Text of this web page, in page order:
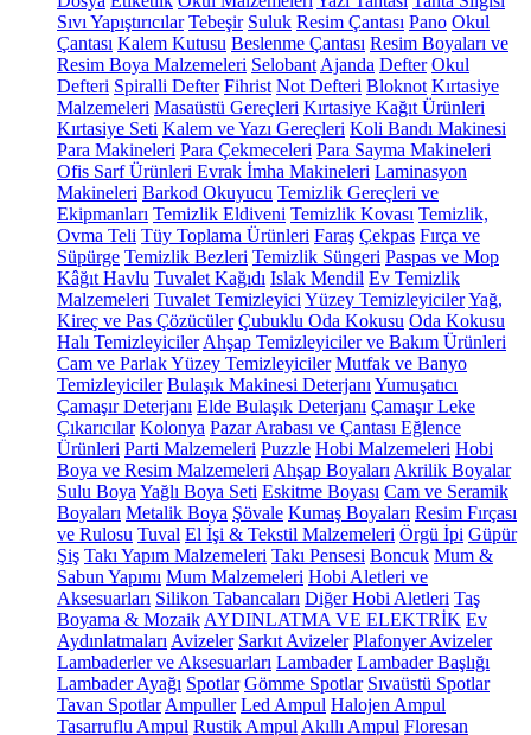
Sıvı Yapıştırıcılar Tebeşir Suluk Resim Çantası Pano Okul
Çantası Kalem Kutusu Beslenme Çantası Resim Boyaları ve
Resim Boya Malzemeleri Selobant Ajanda Defter Okul
Defteri Spiralli Defter Fihrist Not Defteri Bloknot Kırtasiye
Malzemeleri Masaüstü Gereçleri Kırtasiye Kağıt Ürünleri
Kırtasiye Seti Kalem ve Yazı Gereçleri Koli Bandı Makinesi
Para Makineleri Para Çekmeceleri Para Sayma Makineleri
Ofis Sarf Ürünleri Evrak İmha Makineleri Laminasyon
Makineleri Barkod Okuyucu Temizlik Gereçleri ve
Ekipmanları Temizlik Eldiveni Temizlik Kovası Temizlik,
Ovma Teli Tüy Toplama Ürünleri Faraş Çekpas Fırça ve
Süpürge Temizlik Bezleri Temizlik Süngeri Paspas ve Mop
Kâğıt Havlu Tuvalet Kağıdı Islak Mendil Ev Temizlik
Malzemeleri Tuvalet Temizleyici Yüzey TemizleyicilerYağ,
Kireç ve Pas Çözücüler Çubuklu Oda Kokusu Oda Kokusu
Halı Temizleyiciler Ahşap Temizleyiciler ve Bakım Ürünleri
Cam ve Parlak Yüzey Temizleyiciler Mutfak ve Banyo
Temizleyiciler Bulaşık Makinesi Deterjanı Yumuşatıcı
Çamaşır Deterjanı Elde Bulaşık Deterjanı Çamaşır Leke
Çıkarıcılar Kolonya Pazar Arabası ve Çantası Eğlence
Ürünleri Parti Malzemeleri Puzzle Hobi Malzemeleri Hobi
Boya ve Resim Malzemeleri Ahşap Boyaları Akrilik Boyalar
Sulu Boya Yağlı Boya Seti Eskitme Boyası Cam ve Seramik
Boyaları Metalik Boya Şövale Kumaş Boyaları Resim Fırçası
ve Rulosu Tuval El İşi & Tekstil Malzemeleri Örgü İpi Güpür
Şiş Takı Yapım Malzemeleri Takı Pensesi Boncuk Mum &
Sabun Yapımı Mum Malzemeleri Hobi Aletleri ve
Aksesuarları Silikon Tabancaları Diğer Hobi Aletleri Taş
Boyama & Mozaik AYDINLATMA VE ELEKTRİK Ev
Aydınlatmaları Avizeler Sarkıt Avizeler Plafonyer Avizeler
Lambaderler ve Aksesuarları Lambader Lambader Başlığı
Lambader Ayağı Spotlar Gömme Spotlar Sıvaüstü Spotlar
Tavan Spotlar Ampuller Led Ampul Halojen Ampul
Tasarruflu Ampul Rustik Ampul Akıllı Ampul Floresan